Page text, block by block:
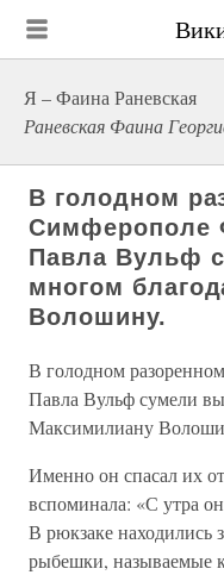
Я – Фаина Раневская
Раневская Фаина
В голодном
Симферополе
Павла Вульф
многом
Волошину.
В голодном
Павла Вульф сумели
Максимилиану
Именно он спасал их
вспоминала: «С утра
В рюкзаке находились
рыбешки, называемые